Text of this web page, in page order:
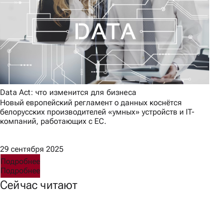
Data Act: что изменится для бизнеса
Новый европейский регламент о данных коснётся
белорусских производителей «умных» устройств и IT-
компаний, работающих с ЕС.
29 сентября 2025
Подробнее
Подробнее
Сейчас читают